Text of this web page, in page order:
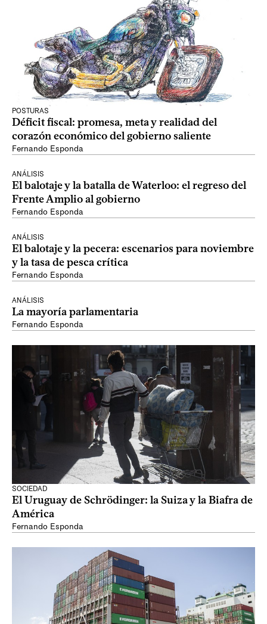
POSTURAS
Déficit fiscal: promesa, meta y realidad del
corazón económico del gobierno saliente
Fernando Esponda
ANÁLISIS
El balotaje y la batalla de Waterloo: el regreso del
Frente Amplio al gobierno
Fernando Esponda
ANÁLISIS
El balotaje y la pecera: escenarios para noviembre
y la tasa de pesca crítica
Fernando Esponda
ANÁLISIS
La mayoría parlamentaria
Fernando Esponda
SOCIEDAD
El Uruguay de Schrödinger: la Suiza y la Biafra de
América
Fernando Esponda